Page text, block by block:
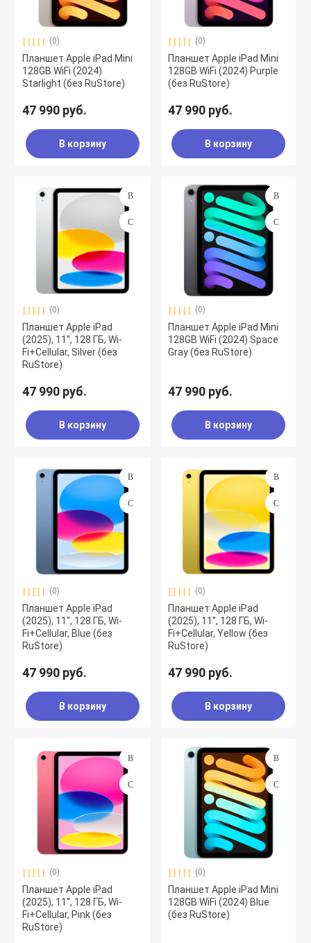
(0)
Планшет Apple iPad Mini
128GB WiFi (2024)
Starlight (без RuStore)
47 990 руб.
В корзину
(0)
Планшет Apple iPad Mini
128GB WiFi (2024) Purple
(без RuStore)
47 990 руб.
В корзину
(0)
Планшет Apple iPad
(2025), 11'', 128 ГБ, Wi-
Fi+Cellular, Silver (без
RuStore)
47 990 руб.
В корзину
(0)
Планшет Apple iPad Mini
128GB WiFi (2024) Space
Gray (без RuStore)
47 990 руб.
В корзину
(0)
Планшет Apple iPad
(2025), 11'', 128 ГБ, Wi-
Fi+Cellular, Blue (без
RuStore)
47 990 руб.
В корзину
(0)
Планшет Apple iPad
(2025), 11'', 128 ГБ, Wi-
Fi+Cellular, Yellow (без
RuStore)
47 990 руб.
В корзину
(0)
Планшет Apple iPad
(2025), 11'', 128 ГБ, Wi-
Fi+Cellular, Pink (без
RuStore)
(0)
Планшет Apple iPad Mini
128GB WiFi (2024) Blue
(без RuStore)